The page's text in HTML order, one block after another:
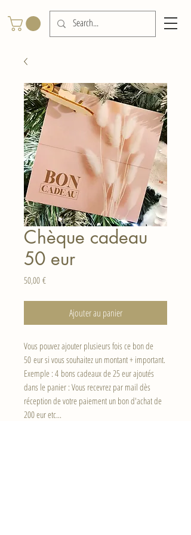
Chèque cadeau
50 eur
50,00 €Prix
Ajouter au panier
Vous pouvez ajouter plusieurs fois ce bon de
50 eur si vous souhaitez un montant + important.
Exemple : 4 bons cadeaux de 25 eur ajoutés
dans le panier : Vous recevrez par mail dès
réception de votre paiement un bon d'achat de
200 eur etc...